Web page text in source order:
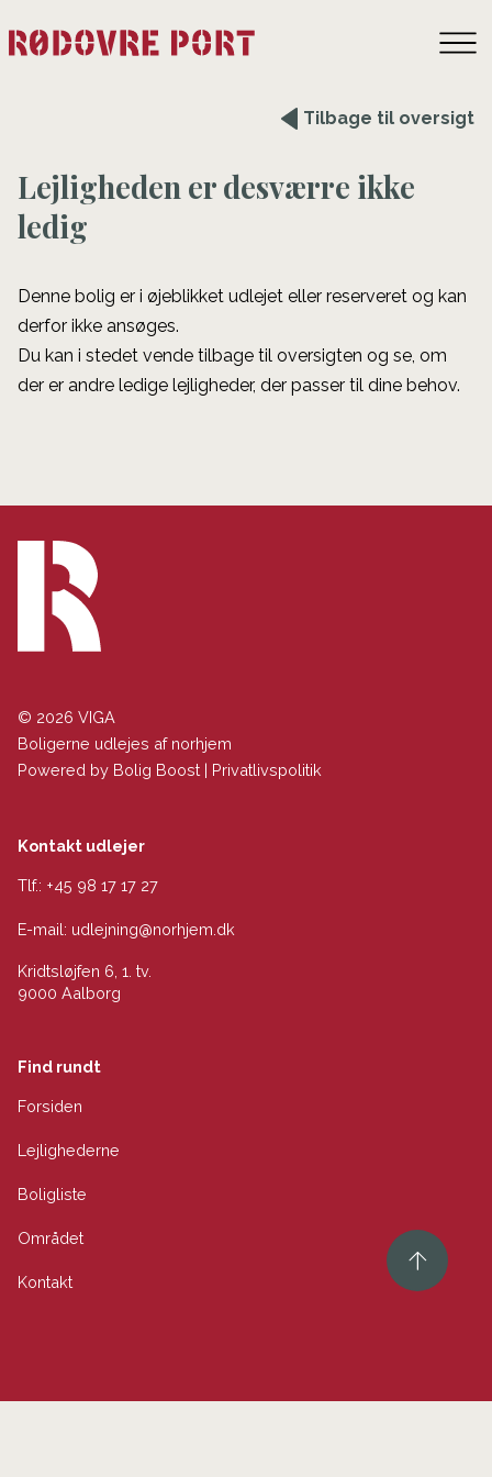
Tilbage til oversigt
Lejligheden er desværre ikke
ledig
Denne bolig er i øjeblikket udlejet eller reserveret og kan
derfor ikke ansøges.
Du kan i stedet vende tilbage til oversigten og se, om
der er andre ledige lejligheder, der passer til dine behov.
© 2026 VIGA
Boligerne udlejes af norhjem
Powered by Bolig Boost | Privatlivspolitik
Kontakt udlejer
Tlf.: +45 98 17 17 27
E-mail: udlejning@norhjem.dk
Kridtsløjfen 6, 1. tv.
9000 Aalborg
Find rundt
Forsiden
Lejlighederne
Boligliste
Området
Kontakt